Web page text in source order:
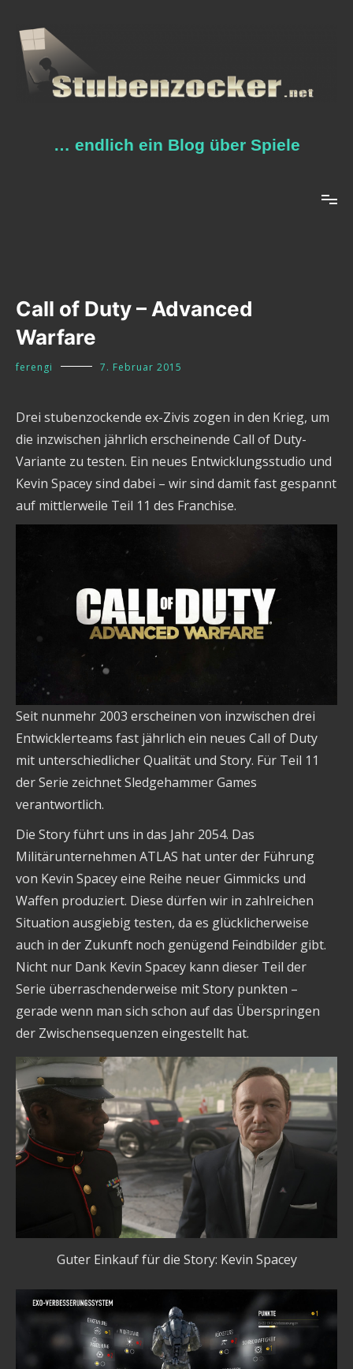
Inhalt
springen
… endlich ein Blog über Spiele
Call of Duty – Advanced
Warfare
ferengi 7. Februar 2015
Drei stubenzockende ex-Zivis zogen in den Krieg, um
die inzwischen jährlich erscheinende Call of Duty-
Variante zu testen. Ein neues Entwicklungsstudio und
Kevin Spacey sind dabei – wir sind damit fast gespannt
auf mittlerweile Teil 11 des Franchise.
Seit nunmehr 2003 erscheinen von inzwischen drei
Entwicklerteams fast jährlich ein neues Call of Duty
mit unterschiedlicher Qualität und Story. Für Teil 11
der Serie zeichnet Sledgehammer Games
verantwortlich.
Die Story führt uns in das Jahr 2054. Das
Militärunternehmen ATLAS hat unter der Führung
von Kevin Spacey eine Reihe neuer Gimmicks und
Waffen produziert. Diese dürfen wir in zahlreichen
Situation ausgiebig testen, da es glücklicherweise
auch in der Zukunft noch genügend Feindbilder gibt.
Nicht nur Dank Kevin Spacey kann dieser Teil der
Serie überraschenderweise mit Story punkten –
gerade wenn man sich schon auf das Überspringen
der Zwischensequenzen eingestellt hat.
Guter Einkauf für die Story: Kevin Spacey